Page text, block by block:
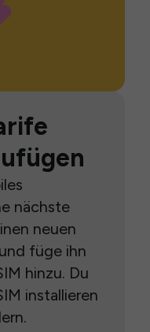
nächste
neuen
füge ihn
hinzu. Du
installieren